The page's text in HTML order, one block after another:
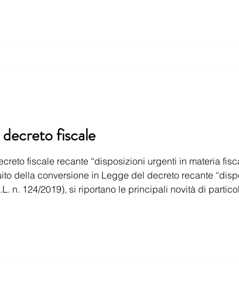
fiscale
recante “disposizioni urgenti in materia fiscale e per esigenze
della conversione in Legge del decreto recante
si riportano le principali novità di particolare interesse per i datori di